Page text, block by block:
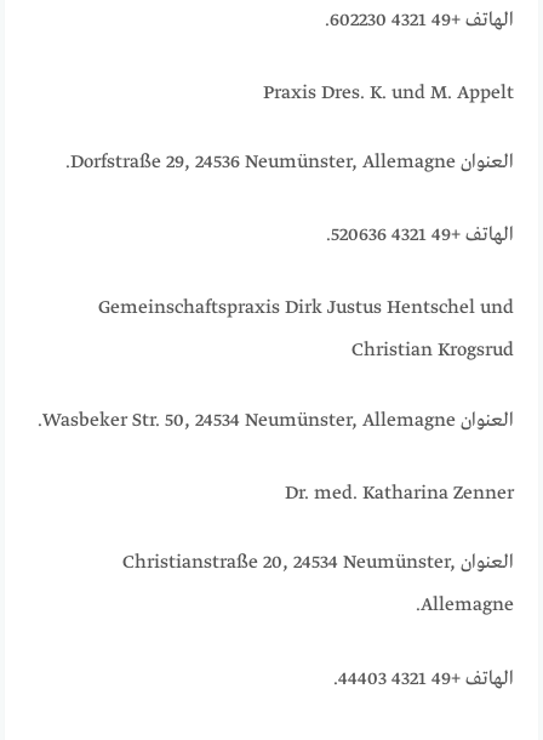
الهاتف +49 4321 602230.
Praxis Dres. K. und M. Appelt
العنوان Dorfstraße 29, 24536 Neumünster, Allemagne.
الهاتف +49 4321 520636.
Gemeinschaftspraxis Dirk Justus Hentschel und
Christian Krogsrud
العنوان Wasbeker Str. 50, 24534 Neumünster, Allemagne.
Dr. med. Katharina Zenner
العنوان Christianstraße 20, 24534 Neumünster,
Allemagne.
الهاتف +49 4321 44403.